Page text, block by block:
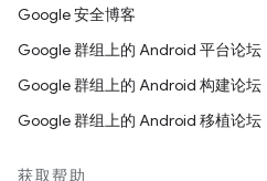
Google 安全博客
Google 群组上的 Android 平台论坛
Google 群组上的 Android 构建论坛
Google 群组上的 Android 移植论坛
获取帮助